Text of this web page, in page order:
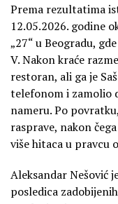
Prema rezultatima
12.05.2026. godine
„27“ u Beogradu,
V. Nakon kraće
restoran, ali ga je
telefonom i zamolio
nameru. Po
rasprave, nakon
više hitaca u pravcu
Aleksandar Nešović
posledica